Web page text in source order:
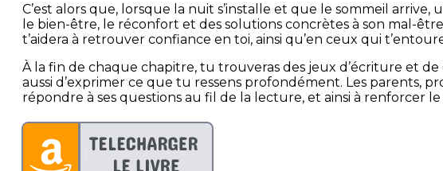
C’est alors que, lorsque la nuit s’installe et que le sommeil
le bien-être, le réconfort et des solutions concrètes à son mal-
t’aidera à retrouver confiance en toi, ainsi qu’en ceux qui
À la fin de chaque chapitre, tu trouveras des jeux d’écriture et
aussi d’exprimer ce que tu ressens profondément. Les parents,
répondre à ses questions au fil de la lecture, et ainsi à renforcer